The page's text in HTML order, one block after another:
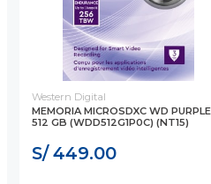
Western Digital
MEMORIA MICROSDXC WD PURPLE
512 GB (WDD512G1P0C) (NT15)
S/ 449.00